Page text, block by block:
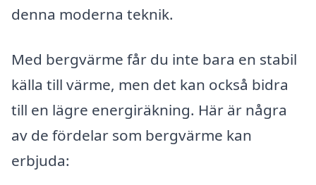
denna moderna teknik.
Med bergvärme får du inte bara en stabil
källa till värme, men det kan också bidra
till en lägre energiräkning. Här är några
av de fördelar som bergvärme kan
erbjuda: